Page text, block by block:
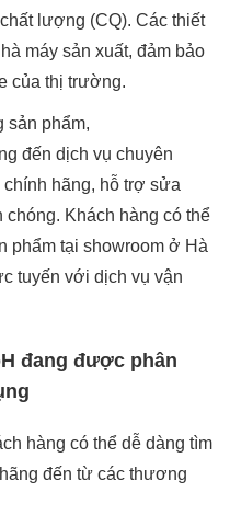
lượng (CQ). Các thiết
máy sản xuất, đảm bảo
của thị trường.
sản phẩm,
đến dịch vụ chuyên
hãng, hỗ trợ sửa
Khách hàng có thể
phẩm tại showroom ở Hà
tuyến với dịch vụ vận
đang được phân
hàng có thể dễ dàng tìm
đến từ các thương